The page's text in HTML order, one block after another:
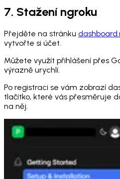
7. Stažení ngroku
Přejděte na stránku
vytvořte si účet.
Můžete využít přihlášení přes
výrazně urychlí.
Po registraci se vám zobrazí
tlačítko, které vás přesměruje
na něj.